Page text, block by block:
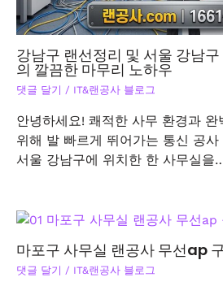
강남구 랜선정리 및 서울 강남
의 깔끔한 마무리 노하우
댓글 달기 / IT&랜공사 블로그
안녕하세요! 쾌적한 사무 환경과
위해 발 빠르게 뛰어가는 통신 공
서울 강남구에 위치한 한 사무실을
마포구 사무실 랜공사 무선ap
댓글 달기 / IT&랜공사 블로그